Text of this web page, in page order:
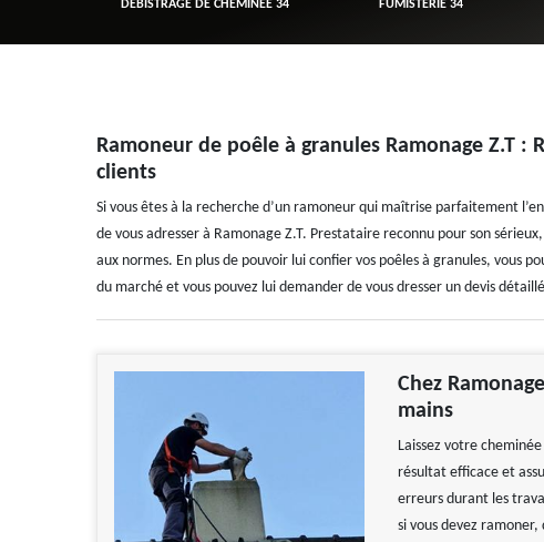
DÉBISTRAGE DE CHEMINÉE 34 FUMISTERIE 34
Ramoneur de poêle à granules Ramonage Z.T :
clients
Si vous êtes à la recherche d’un ramoneur qui maîtrise parfaitement
de vous adresser à Ramonage Z.T. Prestataire reconnu pour son
aux normes. En plus de pouvoir lui confier vos poêles à granules, vous
du marché et vous pouvez lui demander de vous dresser un devis
Chez
mains
Laissez votre
résultat efficace et
erreurs durant les
si vous devez